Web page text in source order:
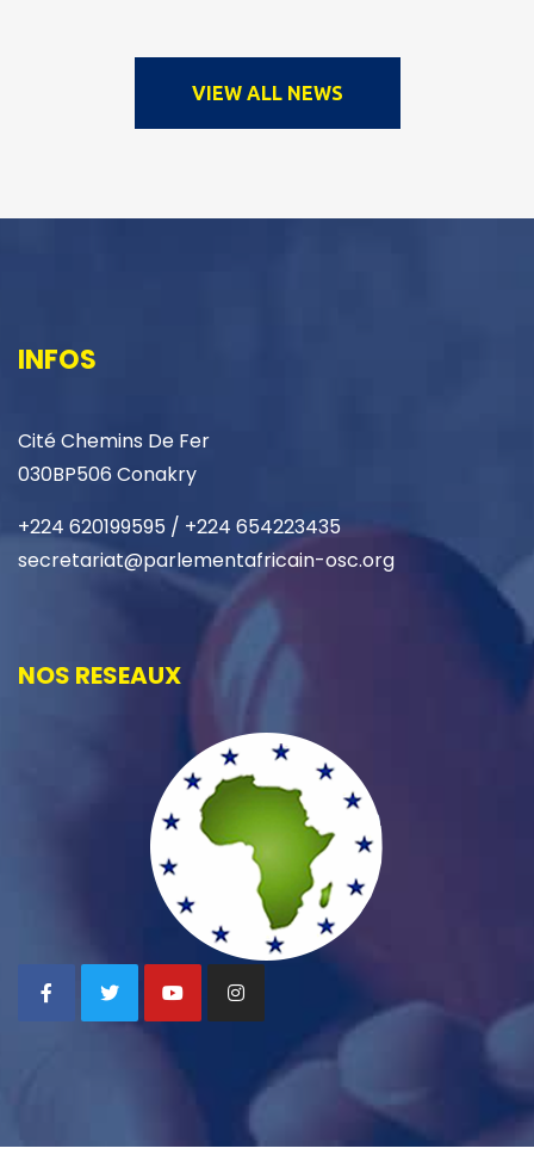
VIEW ALL NEWS
INFOS
Cité Chemins De Fer
030BP506 Conakry
+224 620199595 / +224 654223435
secretariat@parlementafricain-osc.org
NOS RESEAUX